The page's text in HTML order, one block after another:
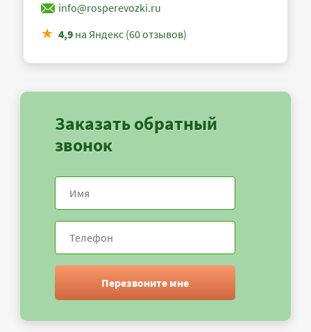
info@rosperevozki.ru
4,9 на Яндекс (60 отзывов)
Заказать обратный
звонок
Перезвоните мне